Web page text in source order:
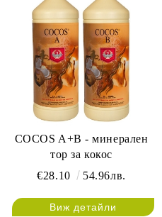
COCOS A+B - минерален
тор за кокос
€28.10
54.96лв.
Виж детайли